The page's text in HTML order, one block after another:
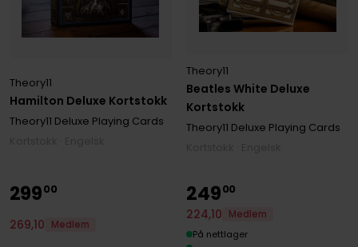
Hamilton Deluxe Kortstokk
Theory11
Theory11 Deluxe Playing Cards
Beatles White Deluxe
Kortstokk
Theory11
Theory11 Deluxe Playing Cards
29900
269,10 Medlem
24900
224,10
Medlem
På nettlager